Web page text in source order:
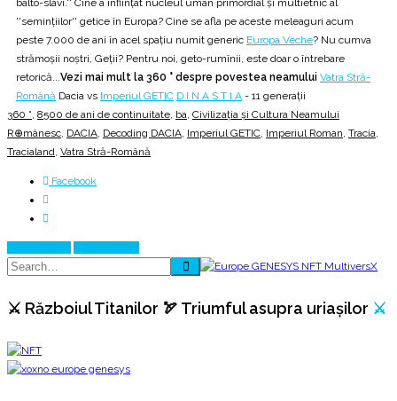
''semințiilor'' getice în Europa? Cine se afla pe aceste meleaguri acum
peste 7.000 de ani în acel spațiu numit generic Europa Veche? Nu cumva
strămoșii noștri, Geții? Pentru noi, geto-rumînii, este doar o întrebare
retorică... Vezi mai mult la 360 ° despre povestea neamului Vatra Stră-
Română Dacia vs Imperiul GETIC D I N A S T I A - 11 generații
360 ° 8500 de ani de continuitate ba Civilizația și Cultura Neamului
R⊕mânesc DACIA Decoding DACIA Imperiul GETIC Imperiul Roman Tracia
Tracialand Vatra Stră-Română
Facebook
⚔️ Războiul Titanilor 🏹 Triumful asupra uriașilor ⚔️